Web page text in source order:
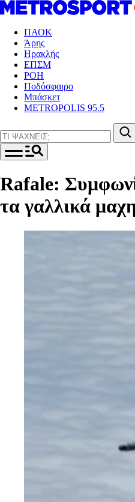
ΠΑΟΚ
Άρης
Ηρακλής
ΕΠΣΜ
ΡΟΗ
Ποδόσφαιρο
Μπάσκετ
METROPOLIS 95.5
Rafale:
τα γαλλικά